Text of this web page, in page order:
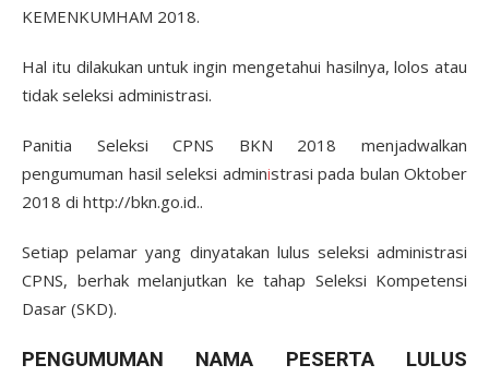
KEMENKUMHAM 2018.
Hal itu dilakukan untuk ingin mengetahui hasilnya, lolos atau
tidak seleksi administrasi.
Panitia Seleksi CPNS BKN 2018 menjadwalkan
pengumuman hasil seleksi administrasi pada bulan Oktober
2018 di http://bkn.go.id..
Setiap pelamar yang dinyatakan lulus seleksi administrasi
CPNS, berhak melanjutkan ke tahap Seleksi Kompetensi
Dasar (SKD).
PENGUMUMAN NAMA PESERTA LULUS